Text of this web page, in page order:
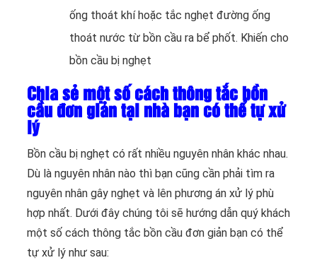
ống thoát khí hoặc tắc nghẹt đường ống
thoát nước từ bồn cầu ra bể phốt. Khiến cho
bồn cầu bị nghẹt
Chia sẻ một số cách thông tắc bồn
cầu đơn giản tại nhà bạn có thể tự xử
lý
Bồn cầu bị nghẹt có rất nhiều nguyên nhân khác nhau.
Dù là nguyên nhân nào thì bạn cũng cần phải tìm ra
nguyên nhân gây nghẹt và lên phương án xử lý phù
hợp nhất. Dưới đây chúng tôi sẽ hướng dẫn quý khách
một số cách thông tắc bồn cầu đơn giản bạn có thể
tự xử lý như sau: